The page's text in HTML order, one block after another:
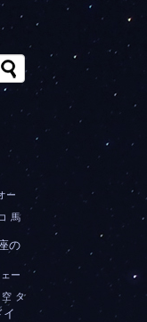
ー
馬
の
ー
空 タ
イ